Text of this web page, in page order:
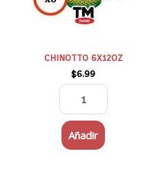
CHINOTTO 6X12OZ
$6.99
Añadir